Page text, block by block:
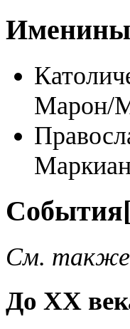
Именины
Марон/
События
См.
До XX